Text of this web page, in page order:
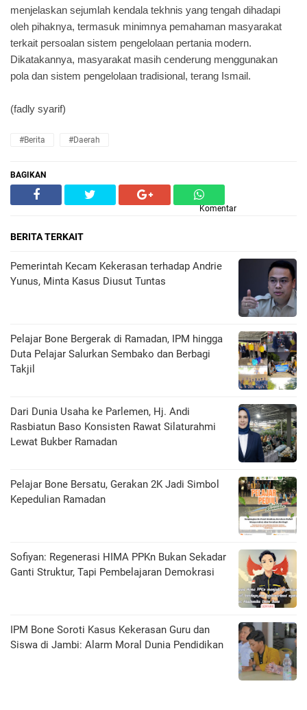
menjelaskan sejumlah kendala tekhnis yang tengah dihadapi
oleh pihaknya, termasuk minimnya pemahaman masyarakat
terkait persoalan sistem pengelolaan pertania modern.
Dikatakannya, masyarakat masih cenderung menggunakan
pola dan sistem pengelolaan tradisional, terang Ismail.
(fadly syarif)
#Berita #Daerah
BAGIKAN
Komentar
BERITA TERKAIT
Pemerintah Kecam Kekerasan terhadap Andrie
Yunus, Minta Kasus Diusut Tuntas
Pelajar Bone Bergerak di Ramadan, IPM hingga
Duta Pelajar Salurkan Sembako dan Berbagi
Takjil
Dari Dunia Usaha ke Parlemen, Hj. Andi
Rasbiatun Baso Konsisten Rawat Silaturahmi
Lewat Bukber Ramadan
Pelajar Bone Bersatu, Gerakan 2K Jadi Simbol
Kepedulian Ramadan
Sofiyan: Regenerasi HIMA PPKn Bukan Sekadar
Ganti Struktur, Tapi Pembelajaran Demokrasi
IPM Bone Soroti Kasus Kekerasan Guru dan
Siswa di Jambi: Alarm Moral Dunia Pendidikan